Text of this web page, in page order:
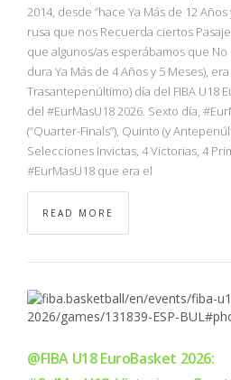
2014, desde “hace Ya Más de 12
rusa que nos Recuerda ciertos
que algunos/as esperábamos que
dura Ya Más de 4 Años y 5 Meses),
Trasantepenúltimo) día del FIBA U18
del #EurMasU18 2026. Sexto día,
(“Quarter-Finals”), Quinto (y
Selecciones Invictas, 4 Victorias, 4
#EurMasU18 que era el
READ MORE
@FIBA U18 EuroBasket 2026: